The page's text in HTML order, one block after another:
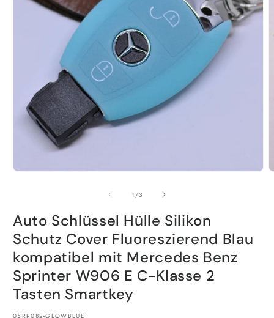
1 /von
3
Auto Schlüssel Hülle Silikon
Schutz Cover Fluoreszierend Blau
kompatibel mit Mercedes Benz
Sprinter W906 E C-Klasse 2
Tasten Smartkey
SKU:
05RR082-GLOWBLUE